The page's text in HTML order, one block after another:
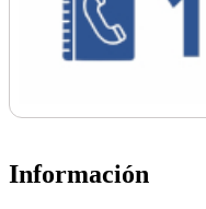
Información